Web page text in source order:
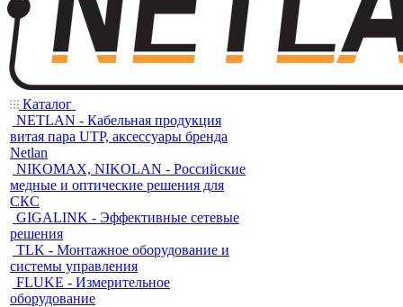
Каталог
NETLAN - Кабельная продукция
витая пара UTP, аксессуары бренда
Netlan
NIKOMAX, NIKOLAN - Российские
медные и оптические решения для
СКС
GIGALINK - Эффективные сетевые
решения
TLK - Монтажное оборудование и
системы управления
FLUKE - Измерительное
оборудование